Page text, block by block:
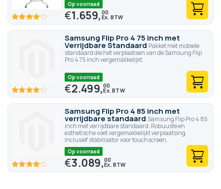
83.4 100
Op voorraad
€1.659,00
Samsung Flip Pro 4 75 inch met
Verrijdbare Standaard Pakket met mobiele
standaard die het verplaatsen van de Samsung Flip
Pro 4 75 inch vergemakkelijkt.
83.4 100
Op voorraad
€2.499,00
Samsung Flip Pro 4 85 inch met
verrijdbare standaard Samsung Flip Pro 4 85
inch met verrijdbare standaard. Robuuste en
esthetische voet vergemakkelijkt verplaatsing.
Inclusief stabilisator voor touchscreen.
83.4 100
Op voorraad
€3.089,00